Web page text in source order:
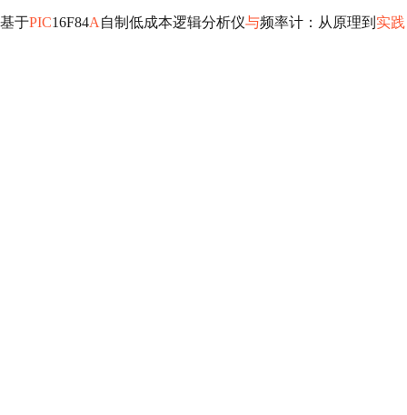
基于PIC16F84A 自制低成本逻辑分析仪与频率计：从原理到 实践